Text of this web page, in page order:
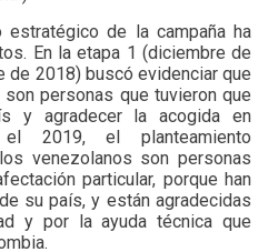
estratégico de la campaña ha
En la etapa 1 (diciembre de
de 2018) buscó evidenciar que
personas que tuvieron que
y agradecer la acogida en
2019, el planteamiento
venezolanos son personas
particular, porque han
su país, y están agradecidas
y por la ayuda técnica que